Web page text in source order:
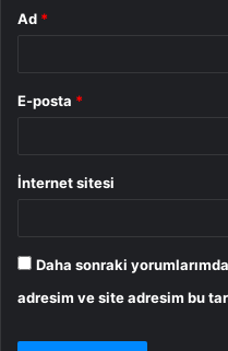
Ad *
E-posta *
İnternet sitesi
Daha sonraki
adresim ve site adresim bu